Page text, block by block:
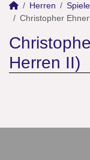
Herren
Christopher
Herren II)